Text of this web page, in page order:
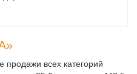
продажи всех категорий